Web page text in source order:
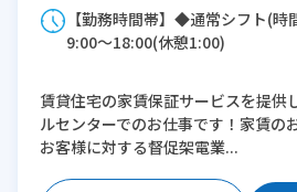
【勤務時間帯】◆通常シフト(時
9:00〜18:00(休憩1:00)
※残業：0〜10時間程度/月
賃貸住宅の家賃保証サービスを提供
ルセンターでのお仕事です！家賃の
お客様に対する督促架電業...